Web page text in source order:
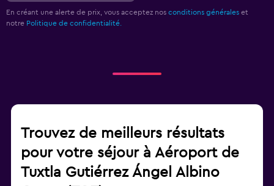
En créant une alerte de prix, vous acceptez nos conditions générales et
notre Politique de confidentialité.
Trouvez de meilleurs résultats
pour votre séjour à Aéroport de
Tuxtla Gutiérrez Ángel Albino